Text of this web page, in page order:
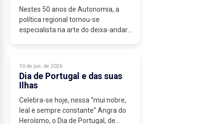
Nestes 50 anos de Autonomia, a
política regional tornou-se
especialista na arte do deixa-andar.
10 de jun. de 2026
Dia de Portugal e das suas
Ilhas
Celebra-se hoje, nessa “mui nobre,
leal e sempre constante” Angra do
Heroísmo, o Dia de Portugal, de